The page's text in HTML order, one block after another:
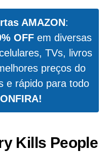
AMAZON:
OFFem diversas
TVs, livros
preços do
e rápido para todo
Kills People